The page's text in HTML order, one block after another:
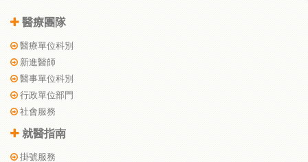
醫療團隊
醫療單位科別
新進醫師
醫事單位科別
行政單位部門
社會服務
就醫指南
掛號服務